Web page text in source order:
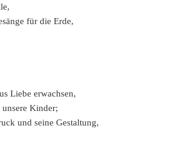
für die Erde,
Liebe erwachsen,
Kinder;
und seine Gestaltung,